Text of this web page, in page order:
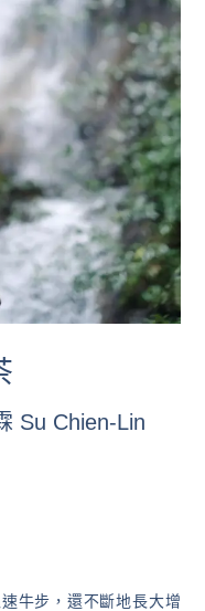
Su Chien-Lin
牛步，還不斷地長大增